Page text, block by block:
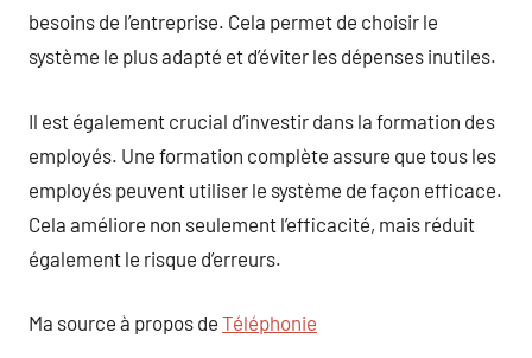
besoins de l’entreprise. Cela permet de choisir le
système le plus adapté et d’éviter les dépenses inutiles.
Il est également crucial d’investir dans la formation des
employés. Une formation complète assure que tous les
employés peuvent utiliser le système de façon efficace.
Cela améliore non seulement l’efficacité, mais réduit
également le risque d’erreurs.
Ma source à propos de Téléphonie